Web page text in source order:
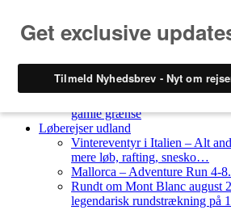
Løberejser Danmark
gamle grænse
Løberejser udland
Vintereventyr i Italien – Alt
mere løb, rafting, snesko…
Mallorca – Adventure Run 4-
Rundt om Mont Blanc august
legendarisk rundstrækning på